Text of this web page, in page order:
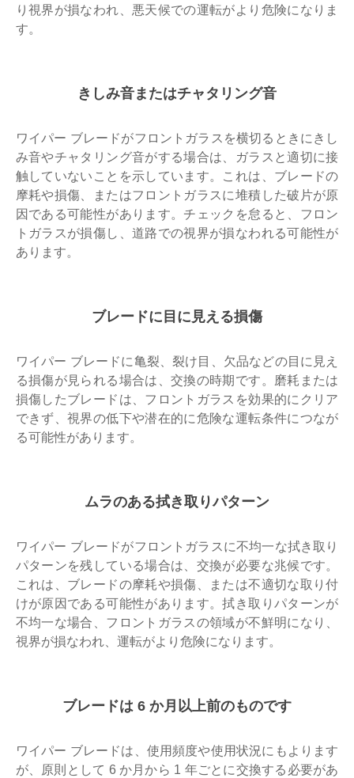
り視界が損なわれ、悪天候での運転がより危険になりま
す。
きしみ音またはチャタリング音
ワイパー ブレードがフロントガラスを横切るときにきし
み音やチャタリング音がする場合は、ガラスと適切に接
触していないことを示しています。これは、ブレードの
摩耗や損傷、またはフロントガラスに堆積した破片が原
因である可能性があります。チェックを怠ると、フロン
トガラスが損傷し、道路での視界が損なわれる可能性が
あります。
ブレードに目に見える損傷
ワイパー ブレードに亀裂、裂け目、欠品などの目に見え
る損傷が見られる場合は、交換の時期です。磨耗または
損傷したブレードは、フロントガラスを効果的にクリア
できず、視界の低下や潜在的に危険な運転条件につなが
る可能性があります。
ムラのある拭き取りパターン
ワイパー ブレードがフロントガラスに不均一な拭き取り
パターンを残している場合は、交換が必要な兆候です。
これは、ブレードの摩耗や損傷、または不適切な取り付
けが原因である可能性があります。拭き取りパターンが
不均一な場合、フロントガラスの領域が不鮮明になり、
視界が損なわれ、運転がより危険になります。
ブレードは 6 か月以上前のものです
ワイパー ブレードは、使用頻度や使用状況にもよります
が、原則として 6 か月から 1 年ごとに交換する必要があ